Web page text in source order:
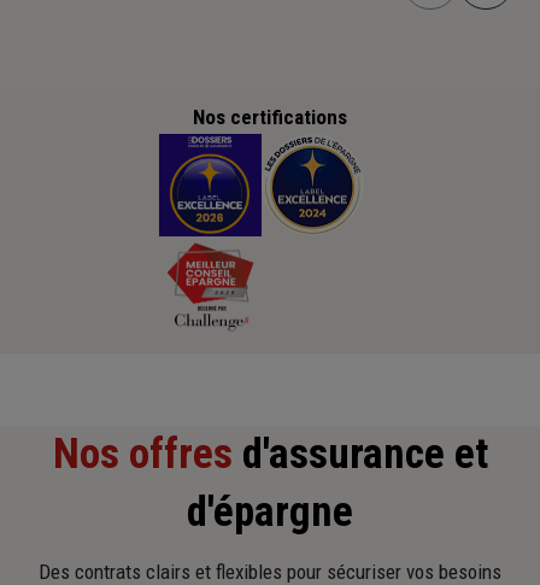
Nos certifications
Nos offres d'assurance et
d'épargne
Des contrats clairs et flexibles pour sécuriser vos besoins